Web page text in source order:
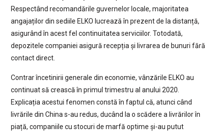
Respectând recomandările guvernelor locale, majoritatea
angajaților din sediile ELKO lucrează în prezent de la distanță,
asigurând în acest fel continuitatea serviciilor. Totodată,
depozitele companiei asigură recepția și livrarea de bunuri fără
contact direct.
Contrar încetinirii generale din economie, vânzările ELKO au
continuat să crească în primul trimestru al anului 2020.
Explicația acestui fenomen constă în faptul că, atunci când
livrările din China s-au redus, ducând la o scădere a livrărilor în
piață, companiile cu stocuri de marfă optime și-au putut